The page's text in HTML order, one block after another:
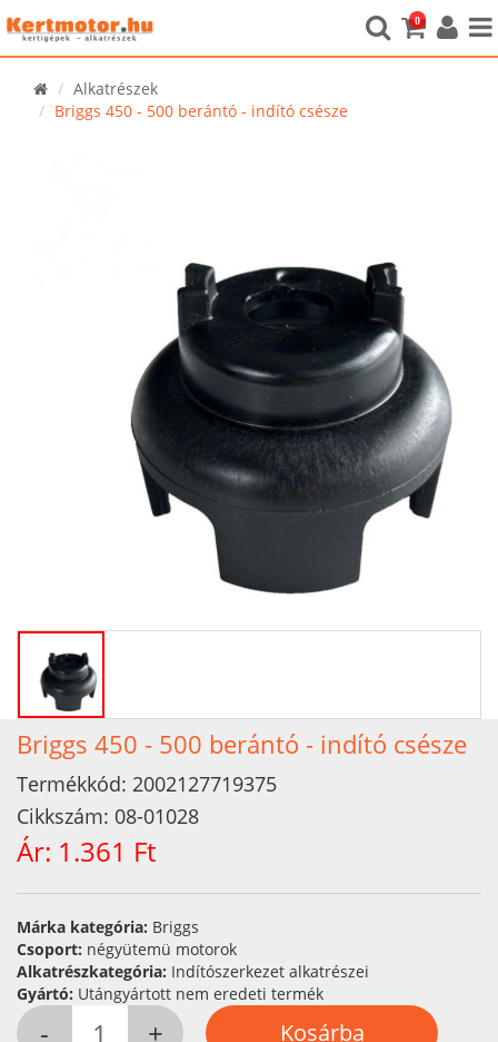
0
Alkatrészek
Briggs 450 - 500 berántó - indító csésze
Briggs 450 - 500 berántó - indító csésze
Termékkód: 2002127719375
Cikkszám: 08-01028
Ár: 1.361 Ft
Márka kategória: Briggs
Csoport: négyütemü motorok
Alkatrészkategória: Indítószerkezet alkatrészei
Gyártó: Utángyártott nem eredeti termék